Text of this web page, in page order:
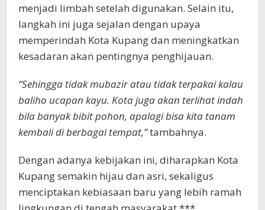
menjadi limbah setelah digunakan. Selain itu,
langkah ini juga sejalan dengan upaya
memperindah Kota Kupang dan meningkatkan
kesadaran akan pentingnya penghijauan.
“Sehingga tidak mubazir atau tidak terpakai kalau
baliho ucapan kayu. Kota juga akan terlihat indah
bila banyak bibit pohon, apalagi bisa kita tanam
kembali di berbagai tempat,”tambahnya.
Dengan adanya kebijakan ini, diharapkan Kota
Kupang semakin hijau dan asri, sekaligus
menciptakan kebiasaan baru yang lebih ramah